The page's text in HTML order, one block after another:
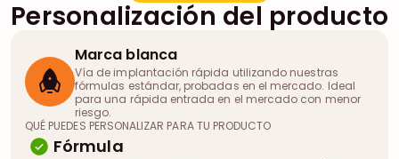
Personalización del producto
Marca blanca
Vía de implantación rápida utilizando nuestras
fórmulas estándar, probadas en el mercado. Ideal
para una rápida entrada en el mercado con menor
riesgo.
QUÉ PUEDES PERSONALIZAR PARA TU PRODUCTO
Fórmula